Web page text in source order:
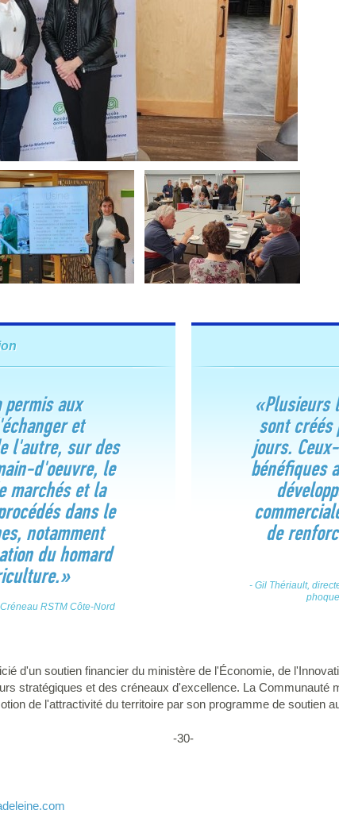
aux
et
l'autre, sur des
d'oeuvre, le
marchés et la
dans le
notamment
du homard
RSTM Côte-Nord
«Plusieurs
sont créés
jours.
bénéfiques
de
- Gil Thériault,
d'un soutien financier du ministère de l'Économie, de
stratégiques et des créneaux d'excellence. La Communauté
de l'attractivité du territoire par son programme de soutien
-30-